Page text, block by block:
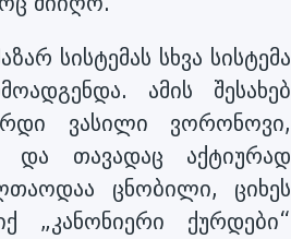
სისტემას სხვა სისტემა
ამის შესახებ
ვასილი ვორონოვი,
და თავადაც აქტიურად
ცნობილი, ციხეს
„კანონიერი ქურდები“